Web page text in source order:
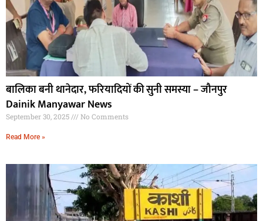
बालिका बनी थानेदार, फरियादियों की सुनी समस्या – जौनपुर
Dainik Manyawar News
September 30, 2025 No Comments
Read More »